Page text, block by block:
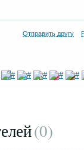
Отправить другу
(0)